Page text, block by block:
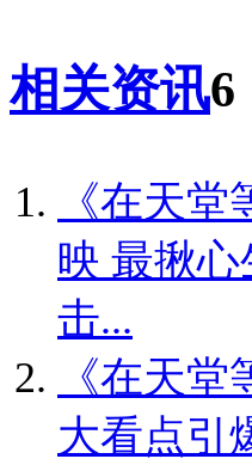
相关资讯6
《在天
映 最揪
击...
《在天
大看点引